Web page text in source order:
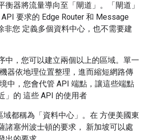
衡器將流量導向至「閘道」。「閘道」
要求的 Edge Router 和 Message
非您 定義多個資料中心，也不需要建
中，您可以建立兩個以上的區域。單一
器依地理位置整理，進而縮短網路傳
中，您會代管 API 端點，讓這些端點
」的 這些 API 的使用者
都稱為「資料中心」 。在 方便美國東
諸塞州波士頓的要求， 新加坡可以處